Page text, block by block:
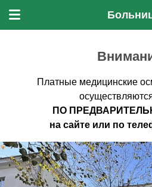
Меню
Платные медицинские
ПО
на сайте или по